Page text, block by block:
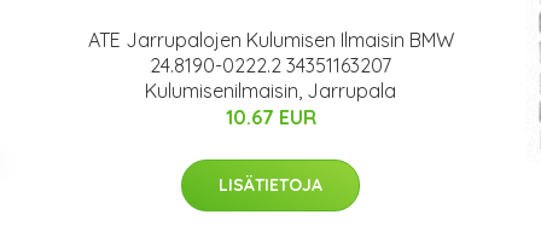
ATE Jarrupalojen Kulumisen Ilmaisin BMW
24.8190-0222.2 34351163207
Kulumisenilmaisin, Jarrupala
10.67 EUR
LISÄTIETOJA